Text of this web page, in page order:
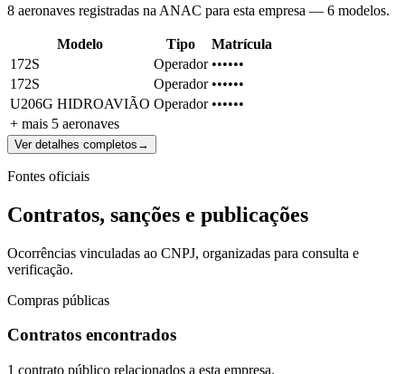
8 aeronaves registradas na ANAC para esta empresa — 6 modelos.
Modelo Tipo
Matrícula
172S
Operador ••••••
172S
Operador ••••••
U206G HIDROAVIÃO Operador ••••••
+ mais 5 aeronaves
Ver detalhes completos →
Fontes oficiais
Contratos, sanções e publicações
Ocorrências vinculadas ao CNPJ, organizadas para consulta e
verificação.
Compras públicas
Contratos encontrados
1 contrato público relacionados a esta empresa.